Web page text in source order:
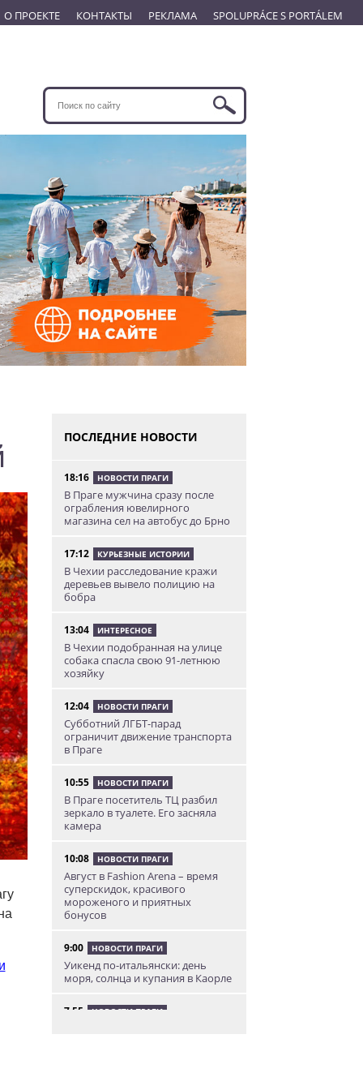
О ПРОЕКТЕ КОНТАКТЫ РЕКЛАМА SPOLUPRÁCE S PORTÁLEM
ПОСЛЕДНИЕ НОВОСТИ
18:16 НОВОСТИ ПРАГИ
В Праге мужчина сразу после
ограбления ювелирного
магазина сел на автобус до Брно
17:12 КУРЬЕЗНЫЕ ИСТОРИИ
В Чехии расследование кражи
деревьев вывело полицию на
бобра
13:04 ИНТЕРЕСНОЕ
В Чехии подобранная на улице
собака спасла свою 91-летнюю
хозяйку
12:04 НОВОСТИ ПРАГИ
Субботний ЛГБТ-парад
ограничит движение транспорта
в Праге
10:55 НОВОСТИ ПРАГИ
В Праге посетитель ТЦ разбил
зеркало в туалете. Его засняла
камера
10:08 НОВОСТИ ПРАГИ
Август в Fashion Arena – время
суперскидок, красивого
мороженого и приятных
бонусов
9:00 НОВОСТИ ПРАГИ
Уикенд по-итальянски: день
моря, солнца и купания в Каорле
7:55 НОВОСТИ ПРАГИ